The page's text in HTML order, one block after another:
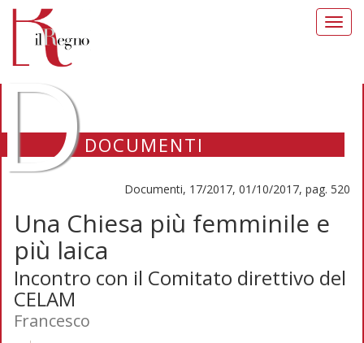
DOCUMENTI
Documenti, 17/2017, 01/10/2017, pag. 520
Una Chiesa più femminile e
più laica
Incontro con il Comitato direttivo del
CELAM
Francesco